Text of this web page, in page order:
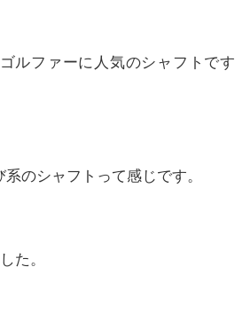
ルファーに人気のシャフトです
のシャフトって感じです。
た。